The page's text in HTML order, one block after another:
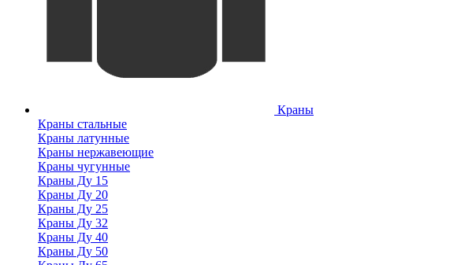
Краны
Краны стальные
Краны латунные
Краны нержавеющие
Краны чугунные
Краны Ду 15
Краны Ду 20
Краны Ду 25
Краны Ду 32
Краны Ду 40
Краны Ду 50